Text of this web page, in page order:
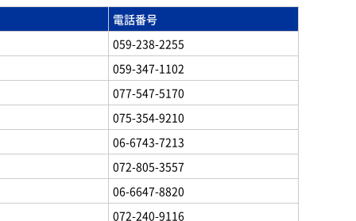
電話番号
059-238-2255
059-347-1102
077-547-5170
075-354-9210
06-6743-7213
072-805-3557
06-6647-8820
072-240-9116